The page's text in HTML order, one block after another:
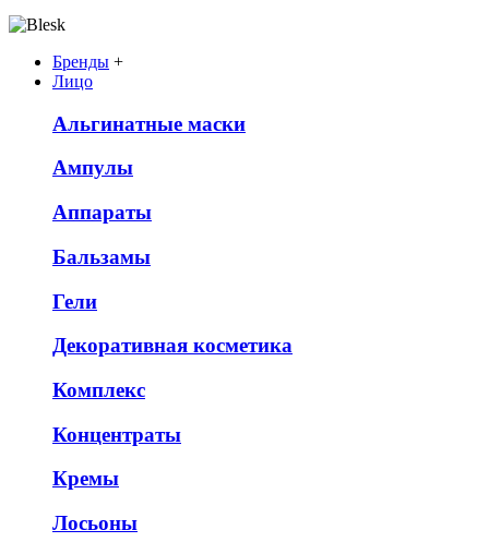
Бренды +
Лицо
Альгинатные маски
Ампулы
Аппараты
Бальзамы
Гели
Декоративная косметика
Комплекс
Концентраты
Кремы
Лосьоны